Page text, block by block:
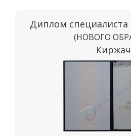
Диплом специалиста
(НОВОГО
Киржач